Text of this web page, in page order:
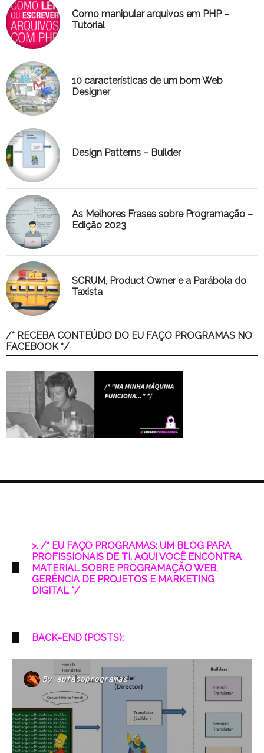
Como manipular arquivos em PHP –
Tutorial
10 características de um bom Web
Designer
Design Patterns – Builder
As Melhores Frases sobre Programação –
Edição 2023
SCRUM, Product Owner e a Parábola do
Taxista
/* RECEBA CONTEÚDO DO EU FAÇO PROGRAMAS NO
FACEBOOK */
>. /* EU FAÇO PROGRAMAS: UM BLOG PARA
PROFISSIONAIS DE TI. AQUI VOCÊ ENCONTRA
MATERIAL SOBRE PROGRAMAÇÃO WEB,
GERÊNCIA DE PROJETOS E MARKETING
DIGITAL */
BACK-END (POSTS);
By eufacoprogramas